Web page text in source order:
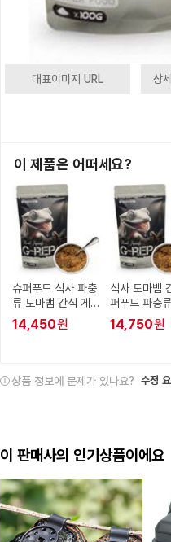
대표이미지 URL 상
이 제품은 어떠세요?
슈퍼푸드 식사 파충
류 도마뱀 간식 게코
먹이
14,450원
식사 도마뱀
퍼푸드 파충
게코
14,750원
상품 정보에 문제가 있나요? 수정
이 판매사의 인기상품이에요